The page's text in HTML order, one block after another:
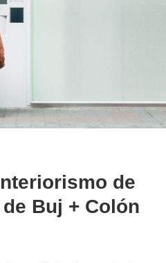
de
Buj + Colón